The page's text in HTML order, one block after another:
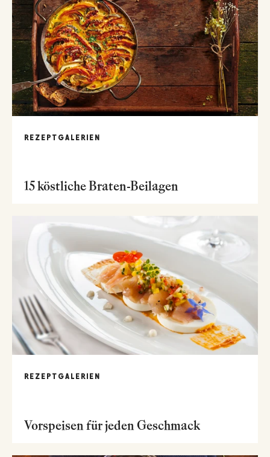
REZEPTGALERIEN
15 köstliche Braten-Beilagen
REZEPTGALERIEN
Vorspeisen für jeden Geschmack